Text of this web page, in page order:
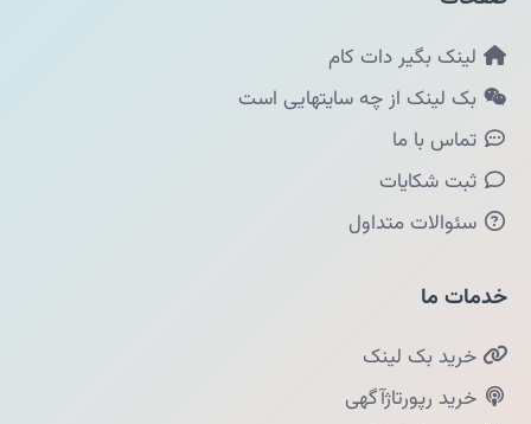
لینک بگیر دات کام
بک لینک از چه سایتهایی است
تماس با ما
ثبت شکایات
سئوالات متداول
خدمات ما
خرید بک لینک
خرید رپورتاژآگهی